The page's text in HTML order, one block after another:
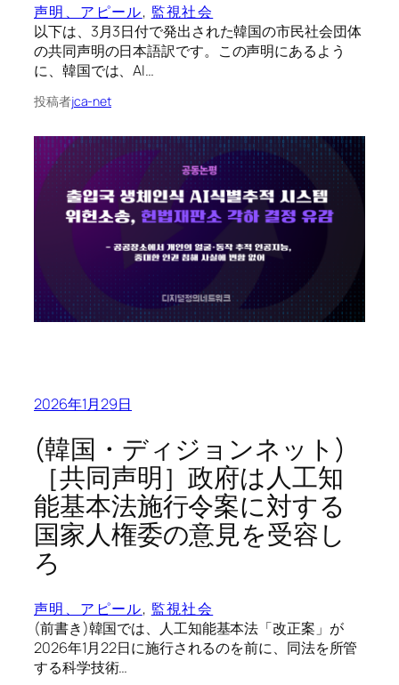
声明、アピール, 監視社会
以下は、3月3日付で発出された韓国の市民社会団体
の共同声明の日本語訳です。この声明にあるよう
に、韓国では、AI…
投稿者jca-net
2026年1月29日
(韓国・ディジョンネット)
［共同声明］政府は人工知
能基本法施行令案に対する
国家人権委の意見を受容し
ろ
声明、アピール, 監視社会
(前書き)韓国では、人工知能基本法「改正案」が
2026年1月22日に施行されるのを前に、同法を所管
する科学技術…